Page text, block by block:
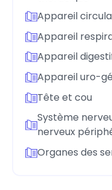
Appareil
Appareil
Appareil
Appareil uro-
Tête et cou
Système
nerveux
Organes des